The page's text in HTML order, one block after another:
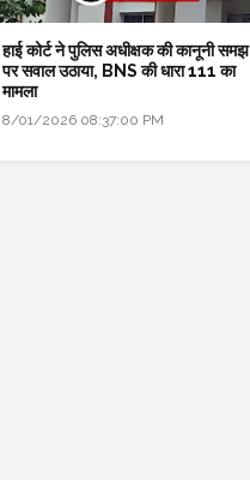
हाई कोर्ट ने पुलिस अधीक्षक की कानूनी समझ
पर सवाल उठाया, BNS की धारा 111 का
मामला
8/01/2026 08:37:00 PM